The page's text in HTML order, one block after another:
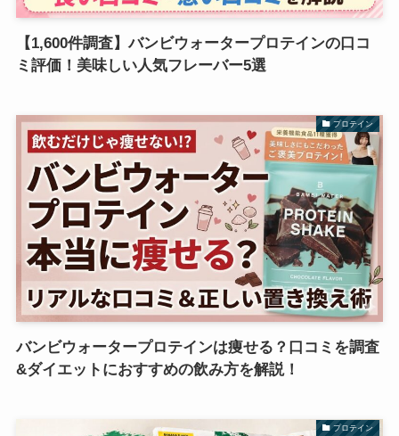
【1,600件調査】バンビウォータープロテインの口コ
ミ評価！美味しい人気フレーバー5選
プロテイン
バンビウォータープロテインは痩せる？口コミを調査
&ダイエットにおすすめの飲み方を解説！
プロテイン